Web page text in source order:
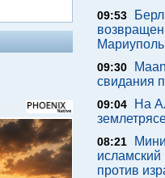
09:53
09:30
свидания
09:04
На
08:21
против